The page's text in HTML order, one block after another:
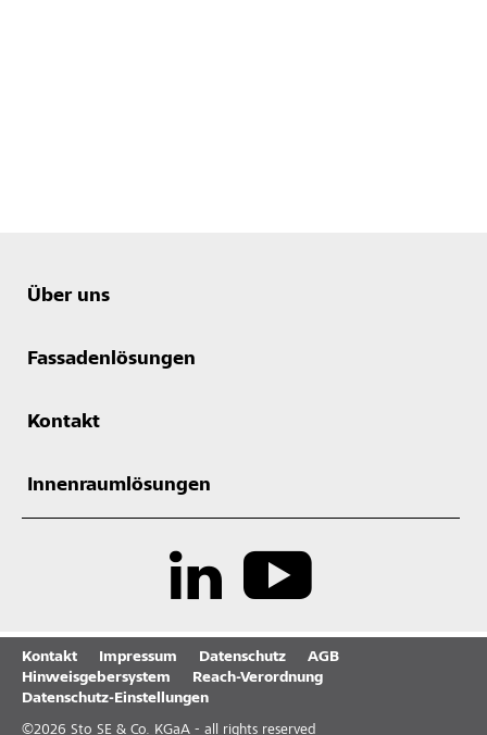
Über uns
Fassadenlösungen
Kontakt
Innenraumlösungen
Kontakt Impressum Datenschutz
AGB
Hinweisgebersystem
Reach-Verordnung
Datenschutz-Einstellungen
©2026 Sto SE & Co. KGaA - all rights reserved